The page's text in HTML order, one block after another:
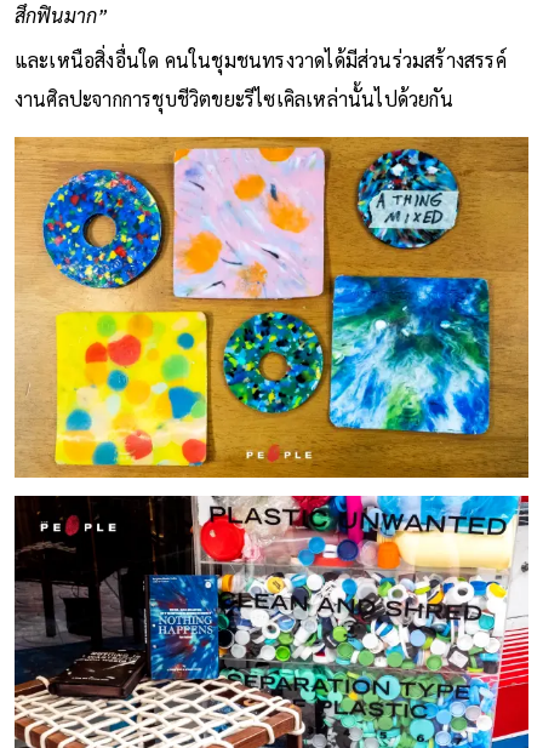
สึกฟินมาก”
และเหนือสิ่งอื่นใด คนในชุมชนทรงวาดได้มีส่วนร่วมสร้างสรรค์
งานศิลปะจากการชุบชีวิตขยะรีไซเคิลเหล่านั้นไปด้วยกัน